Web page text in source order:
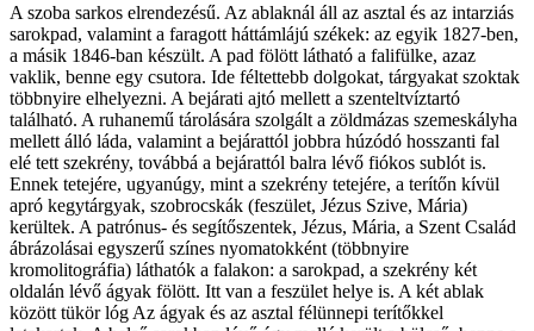
A szoba sarkos elrendezésű. Az ablaknál áll az asztal és az intarziás
sarokpad, valamint a faragott háttámlájú székek: az egyik 1827-ben,
a másik 1846-ban készült. A pad fölött látható a falifülke, azaz
vaklik, benne egy csutora. Ide féltettebb dolgokat, tárgyakat szoktak
többnyire elhelyezni. A bejárati ajtó mellett a szenteltvíztartó
található. A ruhanemű tárolására szolgált a zöldmázas szemeskályha
mellett álló láda, valamint a bejárattól jobbra húzódó hosszanti fal
elé tett szekrény, továbbá a bejárattól balra lévő fiókos sublót is.
Ennek tetejére, ugyanúgy, mint a szekrény tetejére, a terítőn kívül
apró kegytárgyak, szobrocskák (feszület, Jézus Szive, Mária)
kerültek. A patrónus- és segítőszentek, Jézus, Mária, a Szent Család
ábrázolásai egyszerű színes nyomatokként (többnyire
kromolitográfia) láthatók a falakon: a sarokpad, a szekrény két
oldalán lévő ágyak fölött. Itt van a feszület helye is. A két ablak
között tükör lóg Az ágyak és az asztal félünnepi terítőkkel